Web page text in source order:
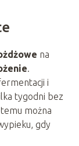
na
.
i
tygodni bez
można
gdy